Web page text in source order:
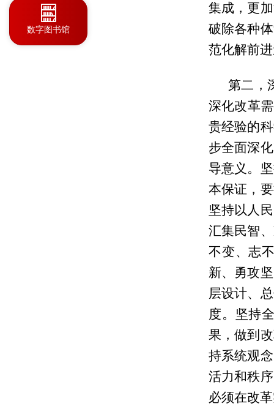
数字图书馆
集成，更
破除各种
范化解前
第二，
深化改革
贵经验的
步全面深
导意义。
本保证，
坚持以人
汇集民智
不变、志
新、勇攻
层设计、
度。坚持
果，做到
持系统观
活力和秩
必须在改